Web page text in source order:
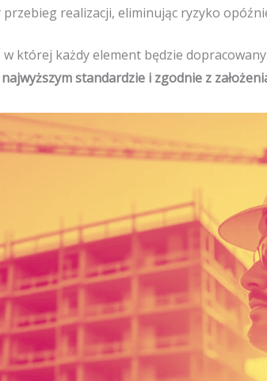
przebieg realizacji, eliminując ryzyko
której każdy element będzie
standardzie i zgodnie z